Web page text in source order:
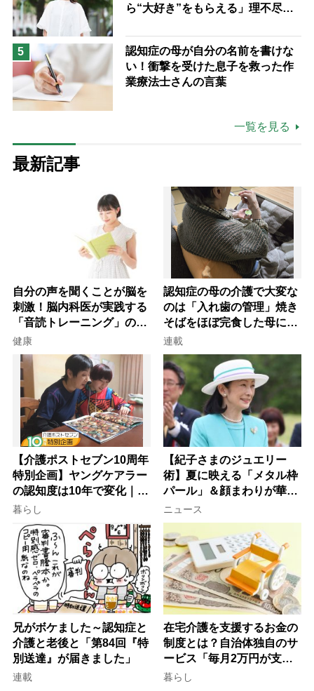
ら“大好き”をもらえる」理不尽さ
場は「愛おしい」
5
認知症の母が自分の名前を書けな
い！衝撃を受けた息子を救った作
業療法士さんの言葉
一覧を見る
最新記事
自分の声を聞くことが脳を
刺激！脳内科医が実践する
「音読トレーニング」の極
意
健康
認知症の母の介護で大変な
のは「入れ歯の管理」焼き
そばをほぼ完食した母に息
子が血の気が引いた理由
連載
【介護ポストセブン10周年
特別企画】ヤングケアラー
の認知度は10年で変化｜流
行語大賞にノミネート、法
律にも明記されたが果たし
て現在は？
暮らし
【紀子さまのジュエリー
術】夏に映える「メタル枠
パール」＆顔まわりが華や
ぐ「揺れる一粒」の使い分
け方
ニュース
兄がボケました～認知症と
介護と老後と「第84回『特
別送達』が届きました」
連載
在宅介護を支援するお金の
制度とは？自治体独自のサ
ービス「毎月2万円が支給
される」ケースも【FP解
暮らし